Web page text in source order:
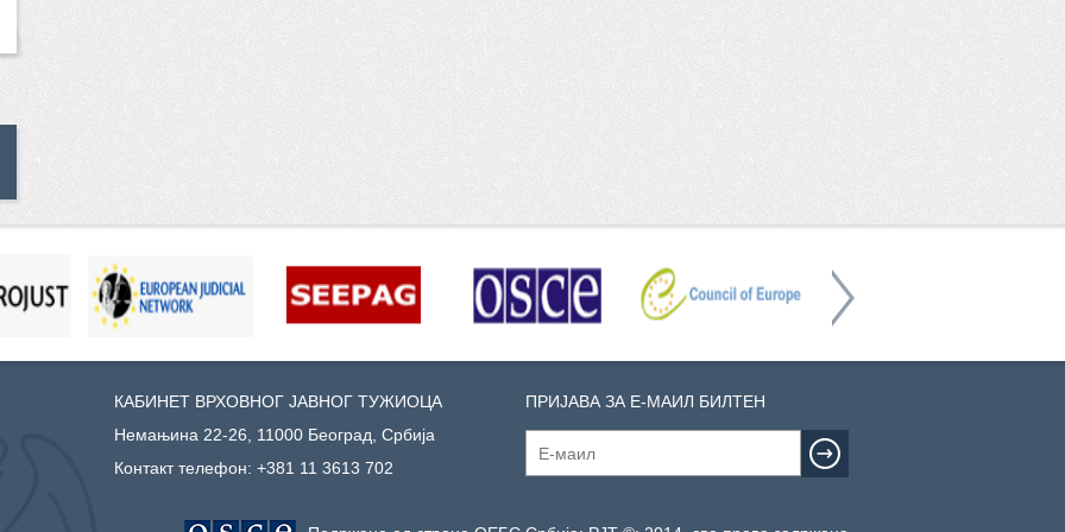
ПРИЈАВА ЗА Е-МАИЛ БИЛТЕН
КАБИНЕТ ВРХОВНОГ ЈАВНОГ ТУЖИОЦА
Немањина 22-26, 11000 Београд, Србија
Контакт телефон: +381 11 3613 702